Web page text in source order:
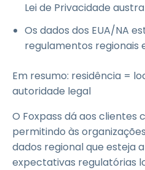
Lei de Privacidade
Os dados dos EUA/NA
regulamentos regionais
Em resumo: residência =
autoridade legal
O Foxpass dá aos clientes
permitindo às
dados regional que esteja
expectativas regulatórias